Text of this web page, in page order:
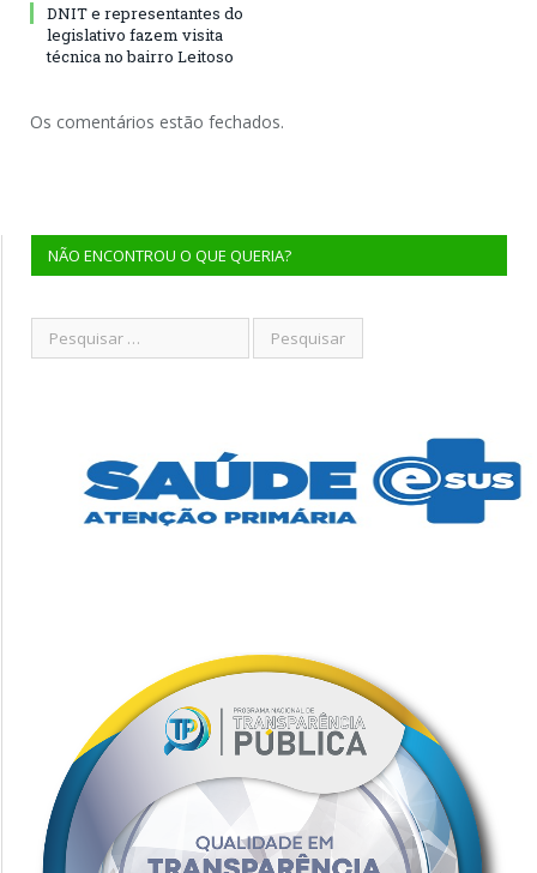
DNIT e representantes do
legislativo fazem visita
técnica no bairro Leitoso
Os comentários estão fechados.
NÃO ENCONTROU O QUE QUERIA?